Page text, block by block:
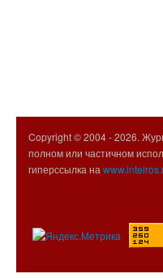
Copyright © 2004 -2026.
полном или частичном
гиперссылка на